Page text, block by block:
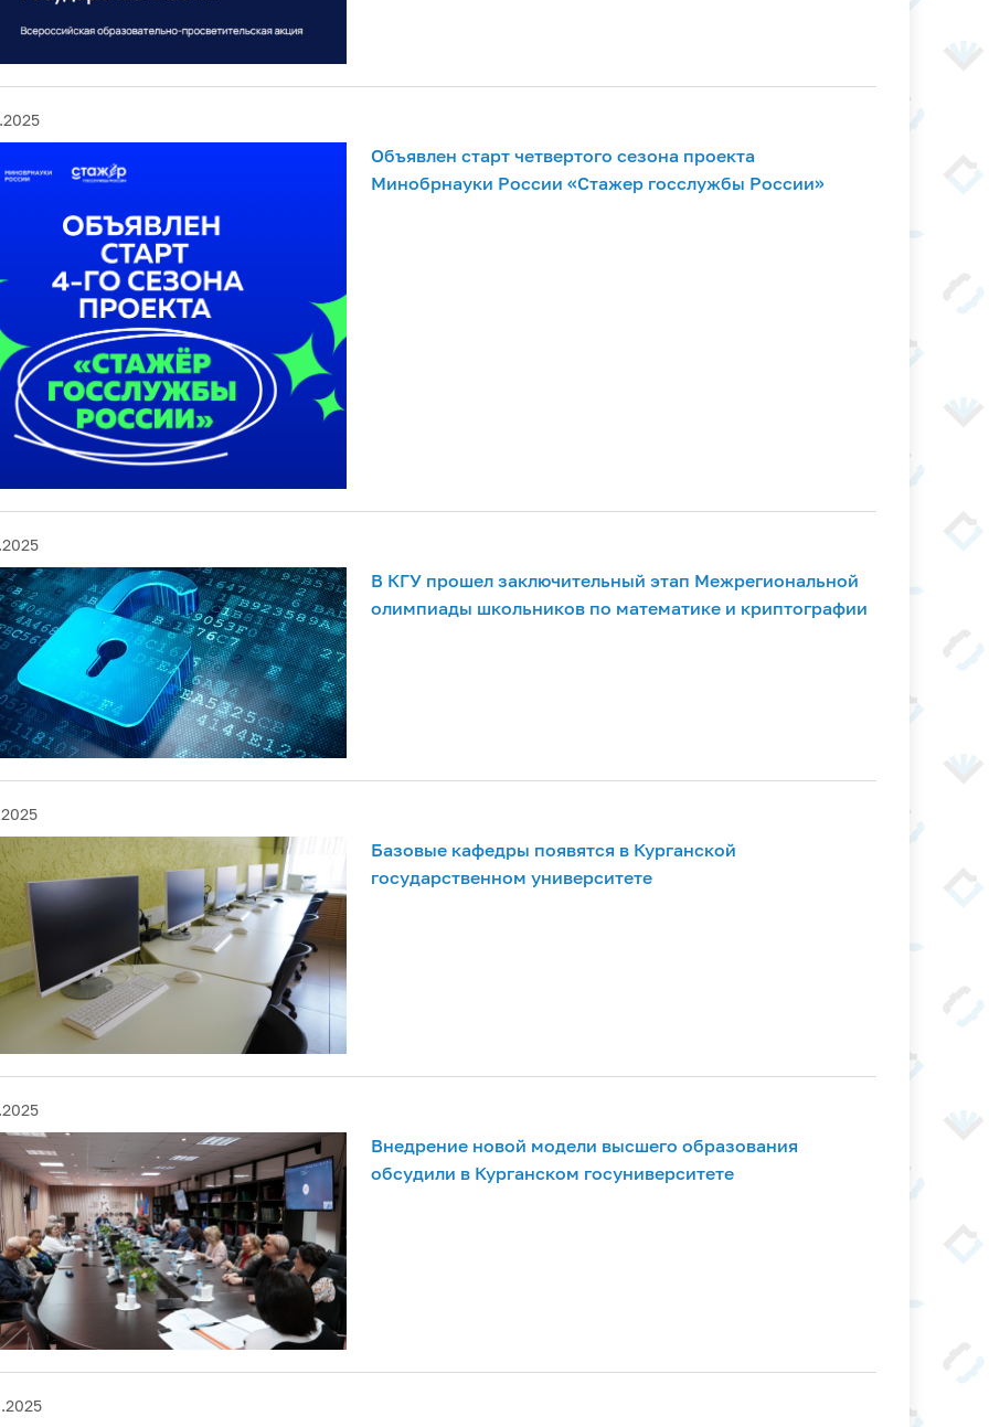
Объявлен старт четвертого сезона проекта
Минобрнауки России «Стажер госслужбы России»
В КГУ прошел заключительный этап Межрегиональной
олимпиады школьников по математике и криптографии
Базовые кафедры появятся в Курганской
государственном университете
Внедрение новой модели высшего образования
обсудили в Курганском госуниверситете